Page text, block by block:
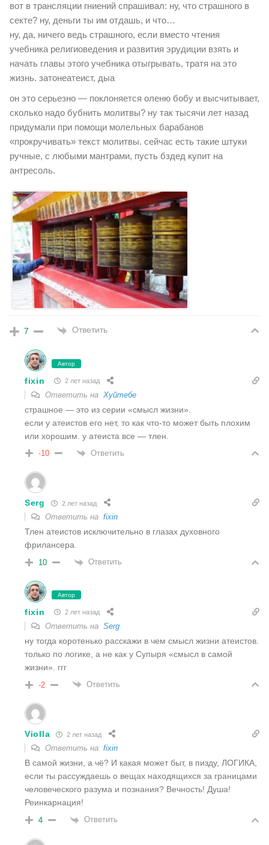
вот в трансляции гниений спрашивал: ну, что страшного в
секте? ну, деньги ты им отдашь, и что…
ну, да, ничего ведь страшного, если вместо чтения
учебника религиоведения и развития эрудиции взять и
начать главы этого учебника отыгрывать, тратя на это
жизнь. затонеатеист, дыа
он это серьезно — поклоняется оленю бобу и высчитывает,
сколько надо бубнить молитвы? ну так тысячи лет назад
придумали при помощи молельных барабанов
«прокручивать» текст молитвы. сейчас есть такие штуки
ручные, с любыми мантрами, пусть бздед купит на
антресоль.
7 Ответить
Автор
fixin 2 лет назад
Ответить на Хуйтебе
страшное — это из серии «смысл жизни».
если у атеистов его нет, то как что-то может быть плохим
или хорошим. у атеиста все — тлен.
-10 Ответить
Serg 2 лет назад
Ответить на fixin
Тлен атеистов исключительно в глазах духовного
фрилансера.
10 Ответить
Автор
fixin 2 лет назад
Ответить на Serg
ну тогда коротенько расскажи в чем смысл жизни атеистов.
только по логике, а не как у Супыря «смысл в самой
жизни». ггг
-2 Ответить
Violla 2 лет назад
Ответить на fixin
В самой жизни, а чё? И какая может быт, в пизду, ЛОГИКА,
если ты рассуждаешь о вещах находящихся за границами
человеческого разума и познания? Вечность! Душа!
Реинкарнация!
4 Ответить